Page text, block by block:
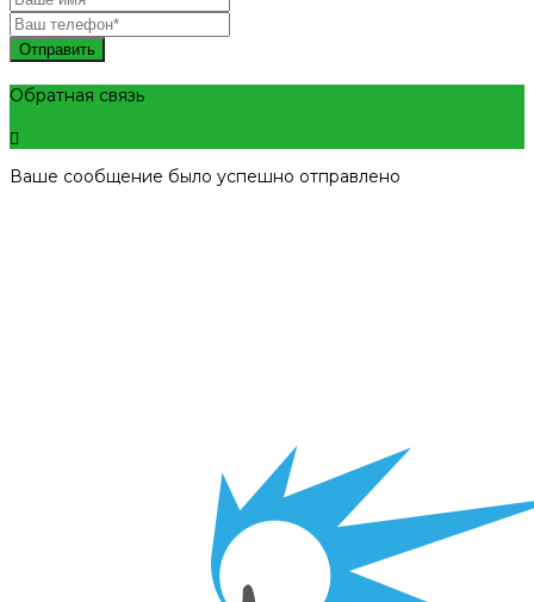
Отправить
Обратная связь
Ваше сообщение было успешно отправлено